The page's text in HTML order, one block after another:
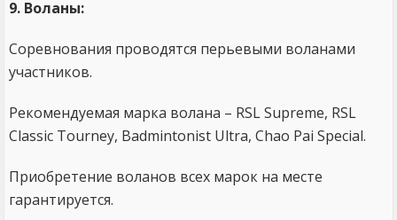
9. Воланы:
Соревнования проводятся перьевыми воланами
участников.
Рекомендуемая марка волана – RSL Supreme, RSL
Classic Tourney, Badmintonist Ultra, Chao Pai Special.
Приобретение воланов всех марок на месте
гарантируется.